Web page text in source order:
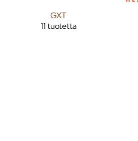
GXT
11 tuotetta